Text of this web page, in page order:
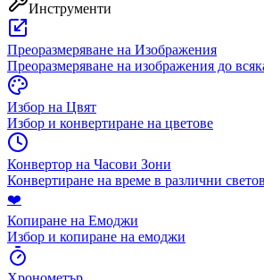
Инструменти
Преоразмеряване на Изображения
Преоразмеряване на изображения до
Избор на Цвят
Избор и конвертиране на цветове
Конвертор на Часови Зони
Конвертиране на време в различни
❤️
Копиране на Емоджи
Избор и копиране на емоджи